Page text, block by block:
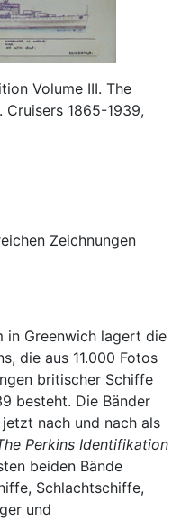
Volume III. The
1865-1939,
Zeichnungen
in Greenwich lagert die
die aus 11.000 Fotos
britischer Schiffe
besteht. Die Bänder
nach und nach als
Perkins Identifikation
beiden Bände
Schlachtschiffe,
und